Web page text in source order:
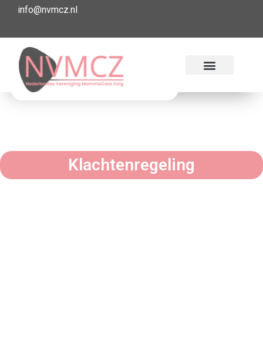
info@nvmcz.nl
Klachtenregeling